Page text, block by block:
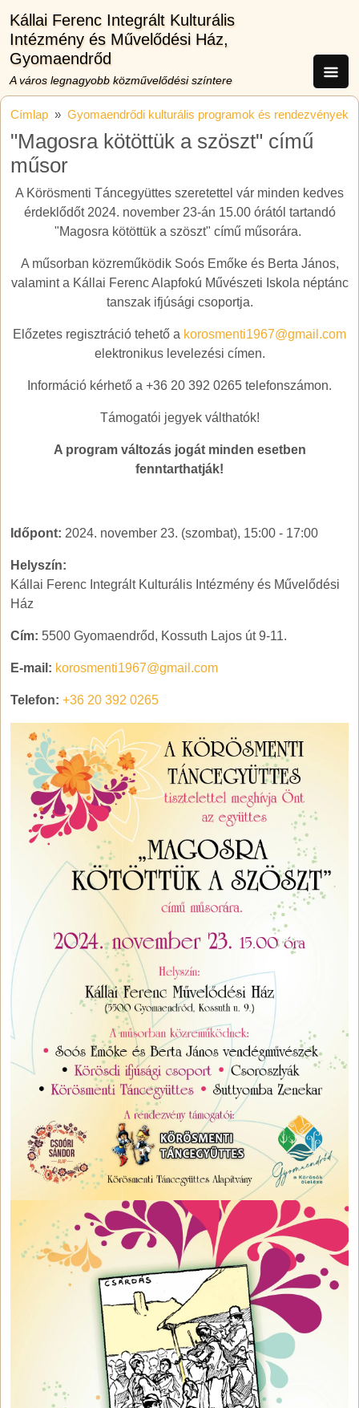
Kállai Ferenc Integrált Kulturális
Intézmény és Művelődési Ház,
Gyomaendrőd
A város legnagyobb közművelődési színtere
Címlap Gyomaendrődi kulturális programok és rendezvények
"Magosra kötöttük a szöszt" című
műsor
A Körösmenti Táncegyüttes szeretettel vár minden kedves
érdeklődőt 2024. november 23-án 15.00 órától tartandó
"Magosra kötöttük a szöszt" című műsorára.
A műsorban közreműködik Soós Emőke és Berta János,
valamint a Kállai Ferenc Alapfokú Művészeti Iskola néptánc
tanszak ifjúsági csoportja.
Előzetes regisztráció tehető a korosmenti1967@gmail.com
elektronikus levelezési címen.
Információ kérhető a +36 20 392 0265 telefonszámon.
Támogatói jegyek válthatók!
A program változás jogát minden esetben
fenntarthatják!
Időpont: 2024. november 23. (szombat), 15:00 - 17:00
Helyszín:
Kállai Ferenc Integrált Kulturális Intézmény és Művelődési
Ház
Cím: 5500 Gyomaendrőd, Kossuth Lajos út 9-11.
E-mail: korosmenti1967@gmail.com
Telefon: +36 20 392 0265